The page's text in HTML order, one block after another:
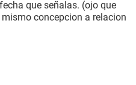
que señalas. (ojo que
concepcion a relacion